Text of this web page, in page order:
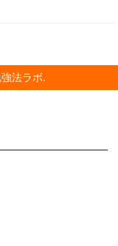
法ラボ.